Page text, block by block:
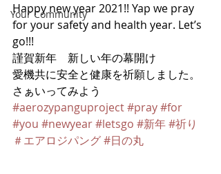
Your Community
Happy new year 2021!! Yap we pray
for your safety and health year. Let’s
go!!!
謹賀新年　新しい年の幕開け
愛機共に安全と健康を祈願しました。
さぁいってみよう
#aerozypanguproject#pray#for
#you #newyear#letsgo #新年#祈り
＃エアロジパング#日の丸